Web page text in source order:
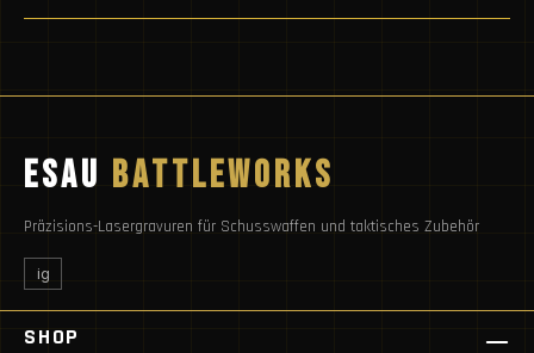
ESAU BATTLEWORKS
Präzisions-Lasergravuren für Schusswaffen und taktisches Zubehör
ig
SHOP